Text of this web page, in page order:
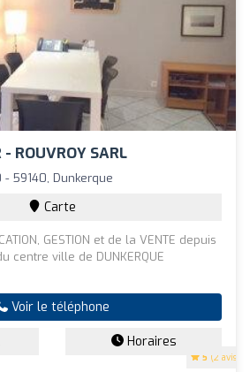
ROUVROY SARL
5 (2 avis)
- 59140, Dunkerque
Carte
GESTION et de la VENTE depuis
centre ville de DUNKERQUE
Voir le téléphone
Horaires